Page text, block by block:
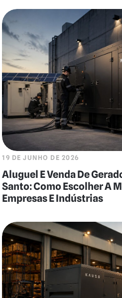
19 DE JUNHO DE 2026
Aluguel E Venda De
Santo: Como Escolher A
Empresas E Indústrias